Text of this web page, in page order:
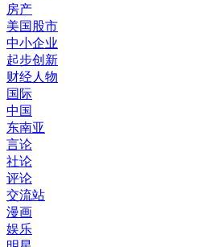
房产
美国股市
中小企业
起步创新
财经人物
国际
中国
东南亚
言论
社论
评论
交流站
漫画
娱乐